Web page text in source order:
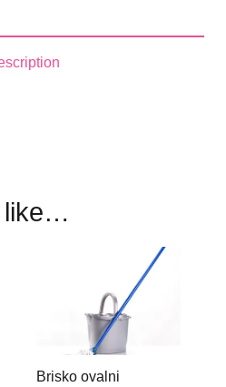
like…
Brisko ovalni